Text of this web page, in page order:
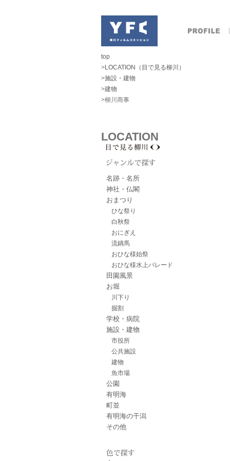
top
> LOCATION（目で見る柳川）
>施設・建物
>建物
>柳川商事
LOCATION
名跡・名所
神社・仏閣
おまつり
ひな祭り
白秋祭
おにぎえ
流鏑馬
おひな様始祭
おひな様水上パレード
田園風景
お堀
川下り
掘割
学校・病院
施設・建物
市役所
公共施設
建物
魚市場
公園
有明海
町並
有明海の干潟
その他